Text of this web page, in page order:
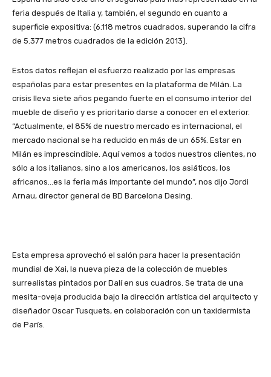
feria después de Italia y, también, el segundo en cuanto a
superficie expositiva: (6.118 metros cuadrados, superando la cifra
de 5.377 metros cuadrados de la edición 2013).
Estos datos reflejan el esfuerzo realizado por las empresas
españolas para estar presentes en la plataforma de Milán. La
crisis lleva siete años pegando fuerte en el consumo interior del
mueble de diseño y es prioritario darse a conocer en el exterior.
“Actualmente, el 85% de nuestro mercado es internacional, el
mercado nacional se ha reducido en más de un 65%. Estar en
Milán es imprescindible. Aquí vemos a todos nuestros clientes, no
sólo a los italianos, sino a los americanos, los asiáticos, los
africanos…es la feria más importante del mundo”, nos dijo Jordi
Arnau, director general de BD Barcelona Desing.
Esta empresa aprovechó el salón para hacer la presentación
mundial de Xai, la nueva pieza de la colección de muebles
surrealistas pintados por Dalí en sus cuadros. Se trata de una
mesita-oveja producida bajo la dirección artística del arquitecto y
diseñador Oscar Tusquets, en colaboración con un taxidermista
de París.